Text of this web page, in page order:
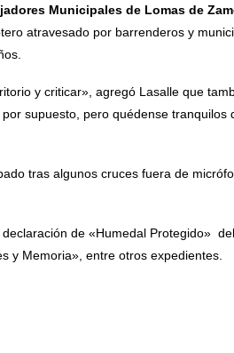
Municipales de Lomas de
atravesado por barrenderos y
y criticar», agregó Lasalle que
supuesto, pero quédense
tras algunos cruces fuera de
de «Humedal Protegido»
y Memoria», entre otros expedientes.